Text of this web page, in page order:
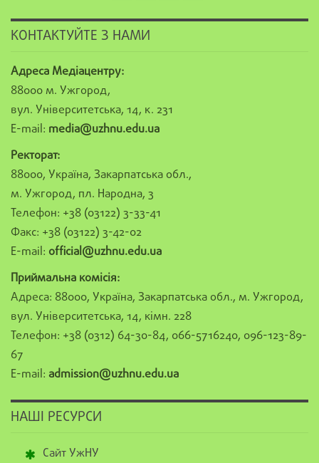
КОНТАКТУЙТЕ З НАМИ
Адреса Медіацентру:
88000 м. Ужгород,
вул. Університетська, 14, к. 231
E-mail: media@uzhnu.edu.ua
Ректорат:
88000, Україна, Закарпатська обл.,
м. Ужгород, пл. Народна, 3
Телефон: +38 (03122) 3-33-41
Факс: +38 (03122) 3-42-02
E-mail: official@uzhnu.edu.ua
Приймальна комісія:
Адреса: 88000, Україна, Закарпатська обл., м. Ужгород,
вул. Університетська, 14, кімн. 228
Телефон: +38 (0312) 64-30-84, 066-5716240, 096-123-89-
67
E-mail: admission@uzhnu.edu.ua
НАШІ РЕСУРСИ
Сайт УжНУ